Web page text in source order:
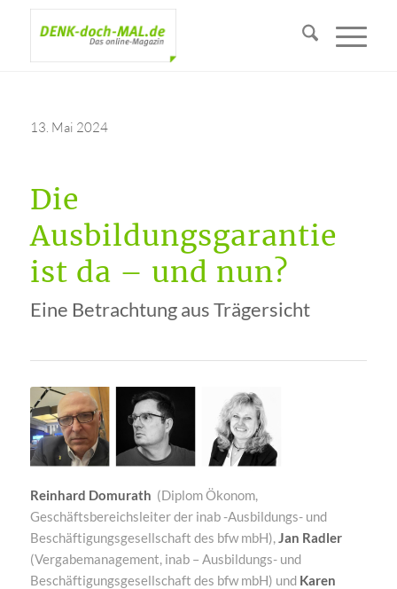
13. Mai 2024
Die
Ausbildungsgarantie
ist da – und nun?
Eine Betrachtung aus Trägersicht
Reinhard Domurath (Diplom Ökonom,
Geschäftsbereichsleiter der inab -Ausbildungs- und
Beschäftigungsgesellschaft des bfw mbH), Jan Radler
(Vergabemanagement, inab – Ausbildungs- und
Beschäftigungsgesellschaft des bfw mbH) und Karen